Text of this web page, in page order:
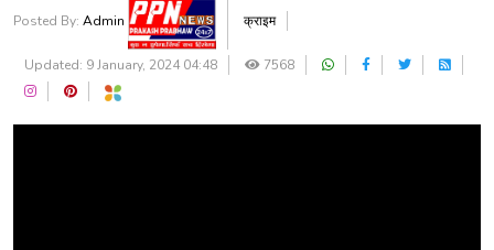
Posted By: Admin क्राइम
Updated: 9 January, 2024 04:48 7568